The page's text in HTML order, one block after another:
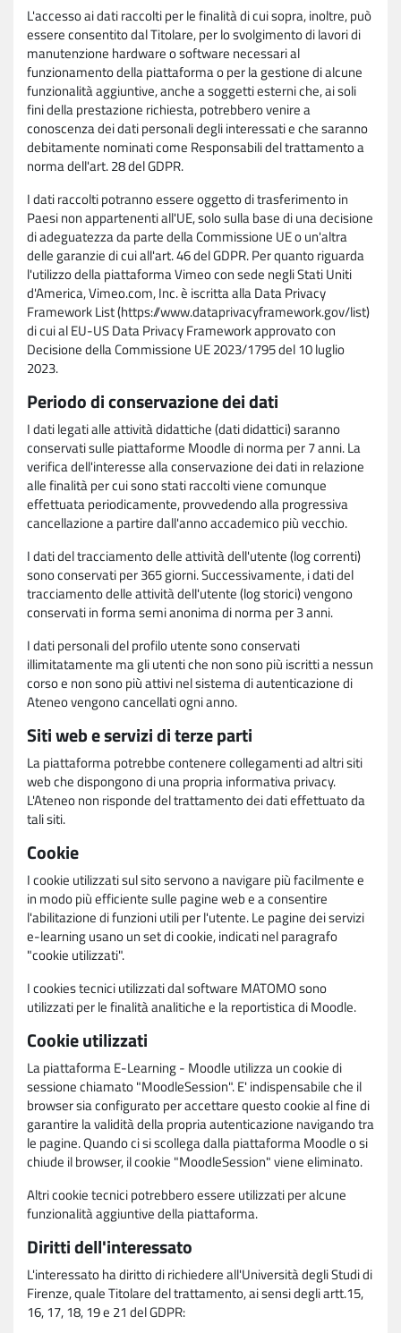
L'accesso ai dati raccolti per le finalità di cui sopra, inoltre, può
essere consentito dal Titolare, per lo svolgimento di lavori di
manutenzione hardware o software necessari al
funzionamento della piattaforma o per la gestione di alcune
funzionalità aggiuntive, anche a soggetti esterni che, ai soli
fini della prestazione richiesta, potrebbero venire a
conoscenza dei dati personali degli interessati e che saranno
debitamente nominati come Responsabili del trattamento a
norma dell'art. 28 del GDPR.
I dati raccolti potranno essere oggetto di trasferimento in
Paesi non appartenenti all'UE, solo sulla base di una decisione
di adeguatezza da parte della Commissione UE o un'altra
delle garanzie di cui all'art. 46 del GDPR. Per quanto riguarda
l'utilizzo della piattaforma Vimeo con sede negli Stati Uniti
d'America, Vimeo.com, Inc. è iscritta alla Data Privacy
Framework List (https://www.dataprivacyframework.gov/list)
di cui al EU-US Data Privacy Framework approvato con
Decisione della Commissione UE 2023/1795 del 10 luglio
2023.
Periodo di conservazione dei dati
I dati legati alle attività didattiche (dati didattici) saranno
conservati sulle piattaforme Moodle di norma per 7 anni. La
verifica dell'interesse alla conservazione dei dati in relazione
alle finalità per cui sono stati raccolti viene comunque
effettuata periodicamente, provvedendo alla progressiva
cancellazione a partire dall'anno accademico più vecchio.
I dati del tracciamento delle attività dell'utente (log correnti)
sono conservati per 365 giorni. Successivamente, i dati del
tracciamento delle attività dell'utente (log storici) vengono
conservati in forma semi anonima di norma per 3 anni.
I dati personali del profilo utente sono conservati
illimitatamente ma gli utenti che non sono più iscritti a nessun
corso e non sono più attivi nel sistema di autenticazione di
Ateneo vengono cancellati ogni anno.
Siti web e servizi di terze parti
La piattaforma potrebbe contenere collegamenti ad altri siti
web che dispongono di una propria informativa privacy.
L'Ateneo non risponde del trattamento dei dati effettuato da
tali siti.
Cookie
I cookie utilizzati sul sito servono a navigare più facilmente e
in modo più efficiente sulle pagine web e a consentire
l'abilitazione di funzioni utili per l'utente. Le pagine dei servizi
e-learning usano un set di cookie, indicati nel paragrafo
"cookie utilizzati".
I cookies tecnici utilizzati dal software MATOMO sono
utilizzati per le finalità analitiche e la reportistica di Moodle.
Cookie utilizzati
La piattaforma E-Learning - Moodle utilizza un cookie di
sessione chiamato "MoodleSession". E' indispensabile che il
browser sia configurato per accettare questo cookie al fine di
garantire la validità della propria autenticazione navigando tra
le pagine. Quando ci si scollega dalla piattaforma Moodle o si
chiude il browser, il cookie "MoodleSession" viene eliminato.
Altri cookie tecnici potrebbero essere utilizzati per alcune
funzionalità aggiuntive della piattaforma.
Diritti dell'interessato
L'interessato ha diritto di richiedere all'Università degli Studi di
Firenze, quale Titolare del trattamento, ai sensi degli artt.15,
16, 17, 18, 19 e 21 del GDPR: